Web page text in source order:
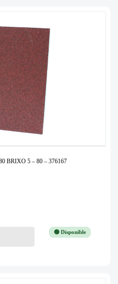
BRIXO 5 – 80 – 376167
🟢 Disponible